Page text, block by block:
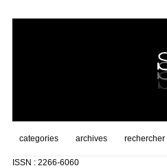
categories archives rechercher
ISSN : 2266-6060